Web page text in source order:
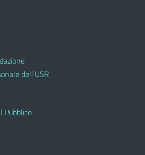
dell’USR
Pubblico